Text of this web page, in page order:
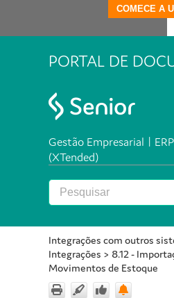
COMECE A
PORTAL DE
Gestão Empresarial |
(XTended)
Integrações com outros
Integrações > 8.12 -
Movimentos de Estoque